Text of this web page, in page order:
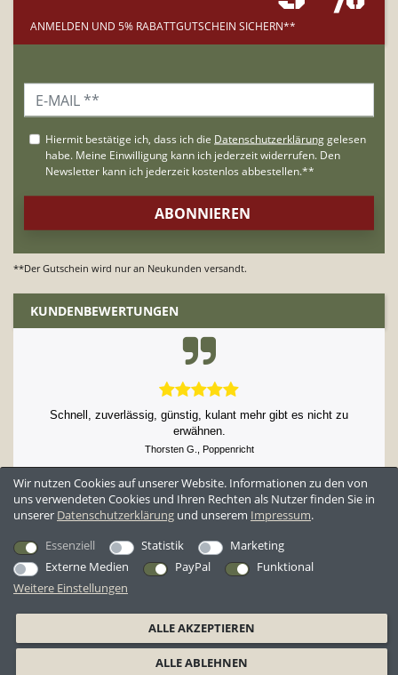
ANMELDEN UND 5% RABATTGUTSCHEIN SICHERN**
**Der Gutschein wird nur an Neukunden versandt.
KUNDENBEWERTUNGEN
Schnell, zuverlässig, günstig, kulant mehr gibt es nicht zu
erwähnen.
Thorsten G., Poppenricht
Datum der Kauferfahrung: 25.07.2026
Wir nutzen Cookies auf unserer Website. Informationen zu den von
uns verwendeten Cookies und Ihren Rechten als Nutzer finden Sie in
unserer Daten­schutz­erklärung und unserem Impressum.
Essenziell
Statistik
Marketing
Externe Medien
PayPal
Funktional
Weitere Einstellungen
ALLE AKZEPTIEREN
ALLE ABLEHNEN
AGB Datenschutzerklärung Widerrufsrecht
Widerrufsformular
Barrierefreiheitserklärung
Impressum